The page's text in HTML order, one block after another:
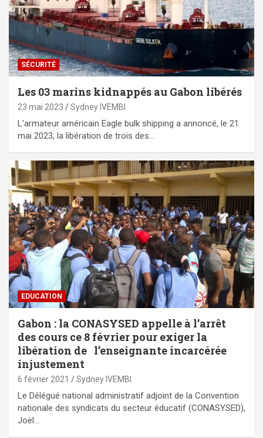
SÉCURITÉ
Les 03 marins kidnappés au Gabon libérés
23 mai 2023 Sydney IVEMBI
L’armateur américain Eagle bulk shipping a annoncé, le 21
mai 2023, la libération de trois des…
EDUCATION
Gabon : la CONASYSED appelle à l’arrêt
des cours ce 8 février pour exiger la
libération de l’enseignante incarcérée
injustement
6 février 2021 Sydney IVEMBI
Le Délégué national administratif adjoint de la Convention
nationale des syndicats du secteur éducatif (CONASYSED),
Joël…